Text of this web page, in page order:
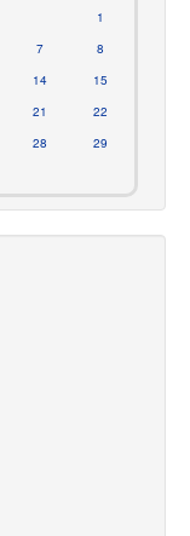
1
7
8
14
15
21
22
28
29